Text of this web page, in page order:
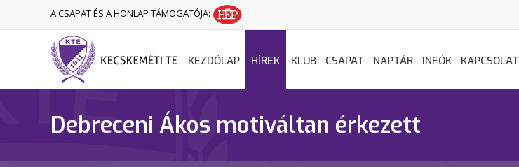
A CSAPAT ÉS A HONLAP TÁMOGATÓJA:
KEZDŐLAP HÍREK KLUB CSAPAT NAPTÁR INFÓK KAPCSOLAT
Debreceni Ákos motiváltan érkezett